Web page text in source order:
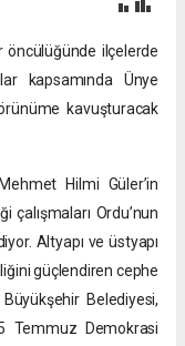
öncülüğünde ilçelerde
kapsamında Ünye
kavuşturacak
Hilmi Güler’in
Ordu’nun
Altyapı ve üstyapı
güçlendiren cephe
Belediyesi,
Temmuz Demokrasi